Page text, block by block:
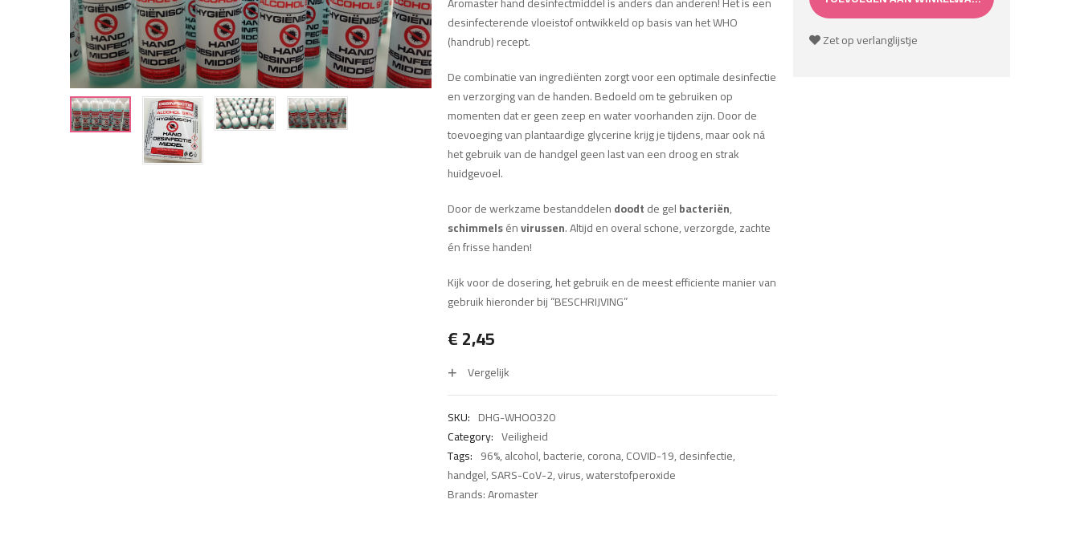
desinfecterende vloeistof ontwikkeld op basis van het WHO
(handrub) recept.
De combinatie van ingrediënten zorgt voor een optimale desinfectie
en verzorging van de handen. Bedoeld om te gebruiken op
momenten dat er geen zeep en water voorhanden zijn. Door de
toevoeging van plantaardige glycerine krijg je tijdens, maar ook ná
het gebruik van de handgel geen last van een droog en strak
huidgevoel.
Door de werkzame bestanddelendoodtde gelbacteriën,
schimmelsénvirussen. Altijd en overal schone, verzorgde, zachte
én frisse handen!
Kijk voor de dosering, het gebruik en de meest efficiente manier van
gebruik hieronder bij “BESCHRIJVING”
€2,45
Vergelijk
SKU: DHG-WHO0320
Category: Veiligheid
Tags: 96%,alcohol,bacterie,corona,COVID-19,desinfectie,
handgel,SARS-CoV-2,virus,waterstofperoxide
Brands:Aromaster
Zet op verlanglijstje